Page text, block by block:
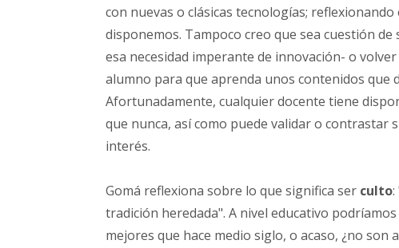
con nuevas o clásicas tecnologías;
disponemos. Tampoco creo que sea cuestión
esa necesidad imperante de innovación- o
alumno para que aprenda unos contenidos que
Afortunadamente, cualquier docente tiene
que nunca, así como puede validar o
interés.
Gomá reflexiona sobre lo que significa ser culto
tradición heredada". A nivel educativo
mejores que hace medio siglo, o acaso, ¿no son